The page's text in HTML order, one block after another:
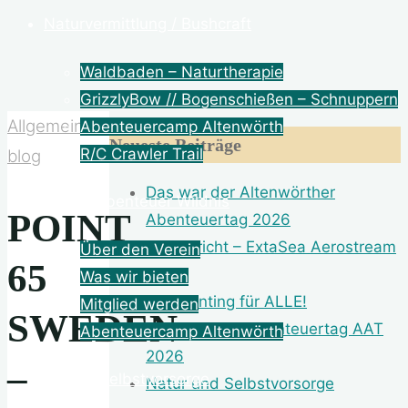
Waldbaden – Naturtherapie
GrizzlyBow // Bogenschießen – Schnuppern
Abenteuercamp Altenwörth
R/C Crawler Trail
Verein Abenteuer Wildnis
Über den Verein
Was wir bieten
Mitglied werden
Abenteuercamp Altenwörth
Natur | Selbstvorsorge
Allgemein
blog
POINT
65
SWEDEN
–
Neueste Beiträge
Das war der Altenwörther
Abenteuertag 2026
Testbericht – ExtaSea Aerostream
400
Dot Painting für ALLE!
Altenwörther Abenteuertag AAT
2026
Natur und Selbstvorsorge